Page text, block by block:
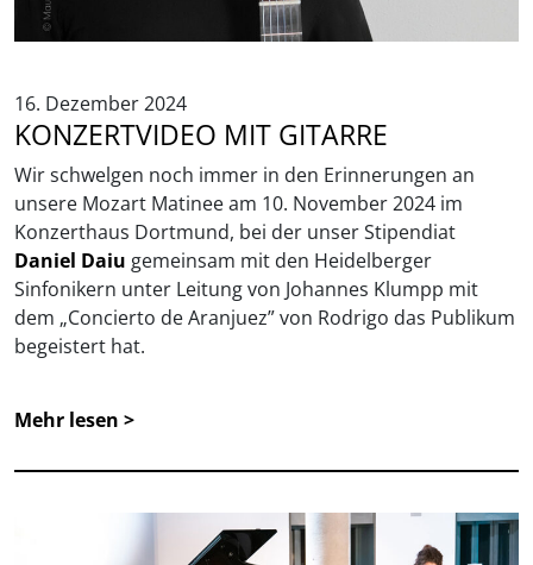
16. Dezember 2024
KONZERTVIDEO MIT GITARRE
Wir schwelgen noch immer in den Erinnerungen an
unsere Mozart Matinee am 10. November 2024 im
Konzerthaus Dortmund, bei der unser Stipendiat
Daniel Daiu gemeinsam mit den Heidelberger
Sinfonikern unter Leitung von Johannes Klumpp mit
dem „Concierto de Aranjuez” von Rodrigo das Publikum
begeistert hat.
Mehr lesen >